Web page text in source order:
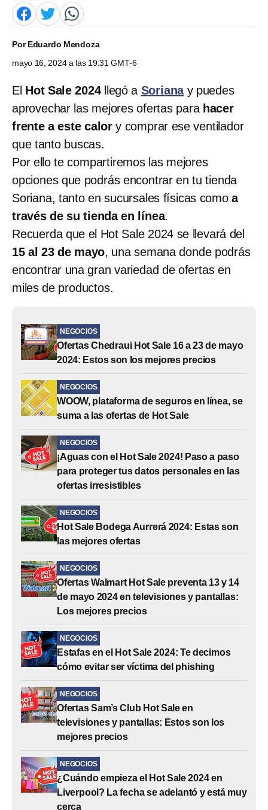
PorEduardo Mendoza
mayo 16, 2024 a las 19:31 GMT-6
El Hot Sale 2024llegó a Sorianay puedes
aprovechar las mejores ofertas para hacer
frente a este calor y comprar ese ventilador
que tanto buscas.
Por ello te compartiremos las mejores
opciones que podrás encontrar en tu tienda
Soriana, tanto en sucursales físicas comoa
través de su tienda en línea.
Recuerda que el Hot Sale 2024 se llevará del
15 al 23 de mayo, una semana donde podrás
encontrar una gran variedad de ofertas en
miles de productos.
NEGOCIOS
Ofertas Chedraui Hot Sale 16 a 23 de mayo
2024: Estos son los mejores precios
NEGOCIOS
WOOW, plataforma de seguros en línea, se
suma a las ofertas de Hot Sale
NEGOCIOS
¡Aguas con el Hot Sale 2024! Paso a paso
para proteger tus datos personales en las
ofertas irresistibles
NEGOCIOS
Hot Sale Bodega Aurrerá 2024: Estas son
las mejores ofertas
NEGOCIOS
Ofertas Walmart Hot Sale preventa 13 y 14
de mayo 2024 en televisiones y pantallas:
Los mejores precios
NEGOCIOS
Estafas en el Hot Sale 2024: Te decimos
cómo evitar ser víctima del phishing
NEGOCIOS
Ofertas Sam’s Club Hot Sale en
televisiones y pantallas: Estos son los
mejores precios
NEGOCIOS
¿Cuándo empieza el Hot Sale 2024 en
Liverpool? La fecha se adelantó y está muy
cerca